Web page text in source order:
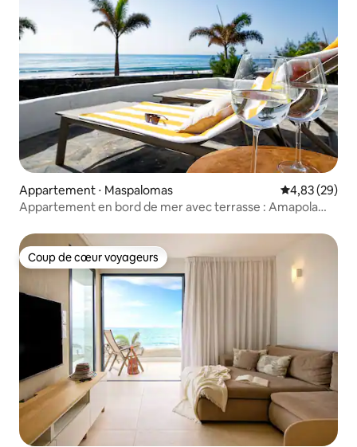
Appartement ⋅ Maspalomas Évaluation
4,83 (29)
Appartement en bord de mer avec terrasse : Amapola
Coup de cœur voyageurs
Coup de cœur voyageurs